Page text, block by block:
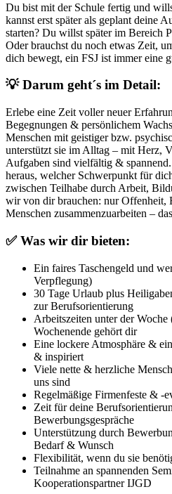
Du bist mit der Schule fertig und
kannst erst später als geplant deine
starten? Du willst später im Bereich
Oder brauchst du noch etwas Zeit,
dich bewegt, ein FSJ ist immer eine
💡Darum geht´s im Detail:
Erlebe eine Zeit voller neuer
Begegnungen & persönlichem
Menschen mit geistiger bzw.
unterstützt sie im Alltag – mit Herz,
Aufgaben sind vielfältig &
heraus, welcher Schwerpunkt für
zwischen Teilhabe durch Arbeit,
wir von dir brauchen: nur
Menschen zusammenzuarbeiten –
✅Was wir dir bieten:
Ein faires Taschengeld und
Verpflegung)
30 Tage Urlaub plus
zur Berufsorientierung
Arbeitszeiten unter der
Wochenende gehört dir
Eine lockere Atmosphäre &
& inspiriert
Viele nette & herzliche
uns sind
Regelmäßige Firmenfeste & -
Zeit für deine
Bewerbungsgespräche
Unterstützung durch
Bedarf & Wunsch
Flexibilität, wenn du sie
Teilnahme an spannenden
Kooperationspartner IJGD